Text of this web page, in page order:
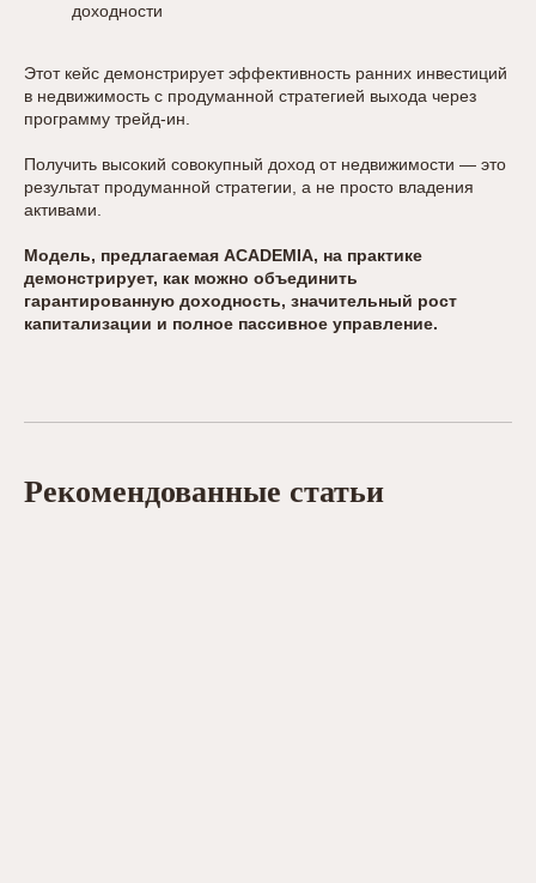
доходности
Этот кейс демонстрирует эффективность ранних инвестиций
в недвижимость с продуманной стратегией выхода через
программу трейд-ин.
Получить высокий совокупный доход от недвижимости — это
результат продуманной стратегии, а не просто владения
активами.
Модель, предлагаемая ACADEMIA, на практике
демонстрирует, как можно объединить
гарантированную доходность, значительный рост
капитализации и полное пассивное управление.
Рекомендованные статьи